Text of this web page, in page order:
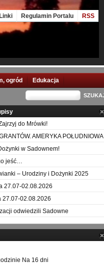
Linki Regulamin Portalu RSS
ogród Edukacja
do Mrówki!
AMERYKA POŁUDNIOWA
w Sadownem!
jeść…
– Urodziny i Dożynki 2025
27.07-02.08.2026
27.07-02.08.2026
odwiedzili Sadowne
Na 16 dni